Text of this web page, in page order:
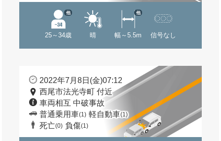
25～34歳
他
晴 幅～5.5m
他
信号なし
2022年7月8日(金)07:12
西尾市法光寺町 付近
車両相互 中破事故
普通乗用車(1) 軽自動車(1)
死亡(0) 負傷(1)